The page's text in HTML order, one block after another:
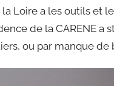
Loire a les outils et
de la CARENE a
ou par manque de